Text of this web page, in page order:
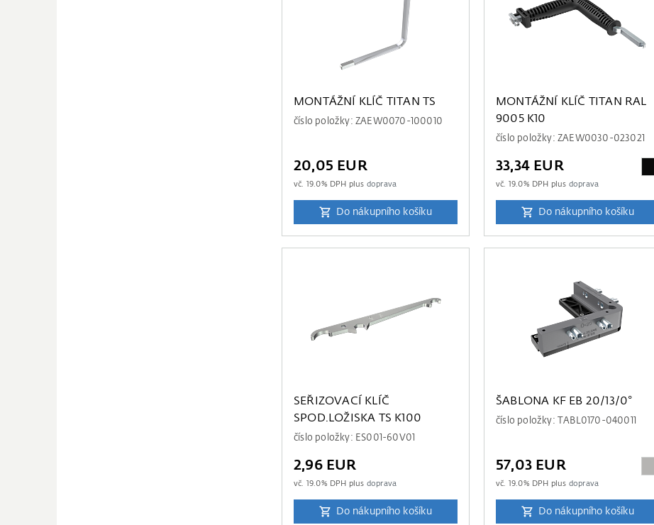
MONTÁŽNÍ KLÍČ TITAN TS
číslo položky: ZAEW0070-100010
20,05 EUR
vč. 19.0% DPH plus doprava
Do nákupního košíku
MONTÁŽNÍ KLÍČ TITAN RAL
9005 K10
číslo položky: ZAEW0030-023021
33,34 EUR
vč. 19.0% DPH plus doprava
Do nákupního košíku
SEŘIZOVACÍ KLÍČ
SPOD.LOŽISKA TS K100
číslo položky: ES001-60V01
2,96 EUR
vč. 19.0% DPH plus doprava
Do nákupního košíku
ŠABLONA KF EB 20/13/0°
číslo položky: TABL0170-040011
57,03 EUR
vč. 19.0% DPH plus doprava
Do nákupního košíku